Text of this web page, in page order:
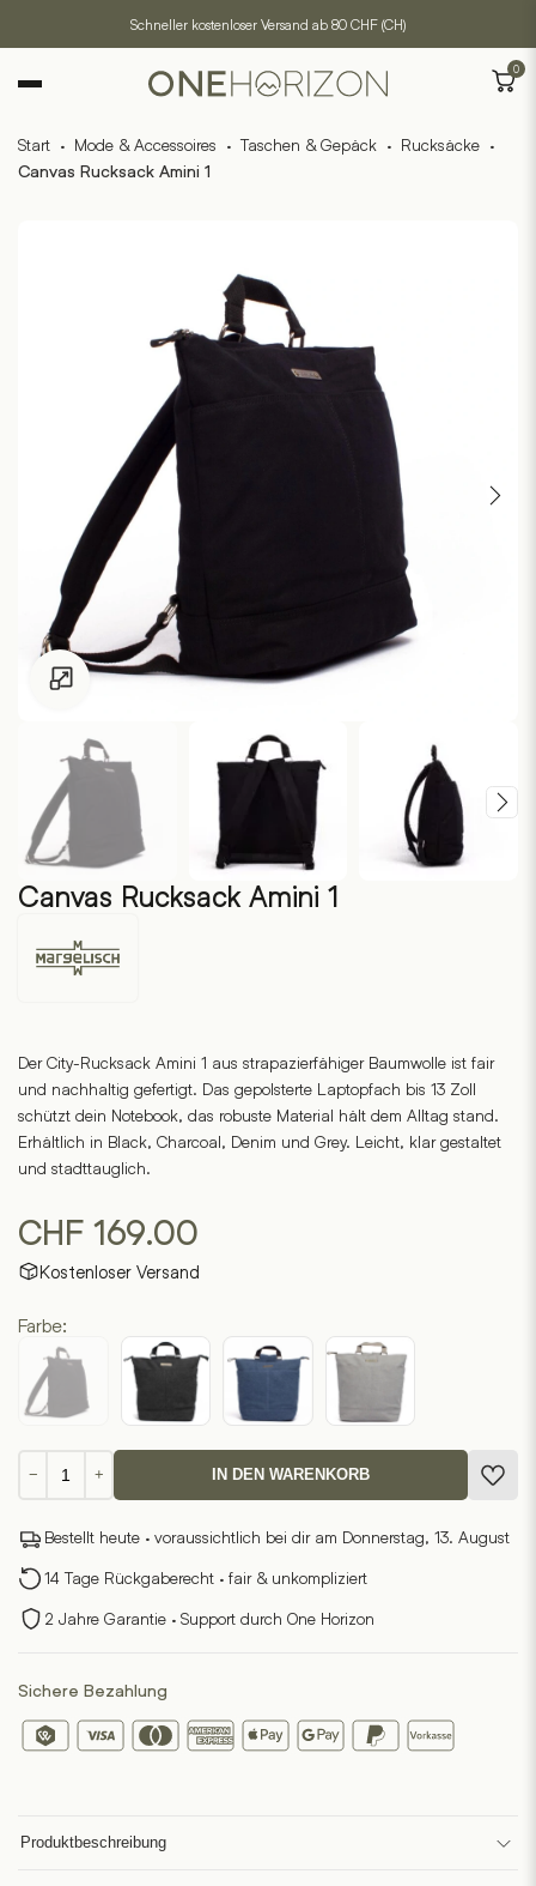
Schneller kostenloser Versand ab 80 CHF (CH)
0
Start · Mode & Accessoires · Taschen & Gepäck · Rucksäcke ·
Canvas Rucksack Amini 1
Zum Vergrössern klicken
Canvas Rucksack Amini 1
Margelisch
Der City-Rucksack Amini 1 aus strapazierfähiger Baumwolle ist fair
und nachhaltig gefertigt. Das gepolsterte Laptopfach bis 13 Zoll
schützt dein Notebook, das robuste Material hält dem Alltag stand.
Erhältlich in Black, Charcoal, Denim und Grey. Leicht, klar gestaltet
und stadttauglich.
CHF 169.00
Kostenloser Versand
Farbe:
−
Rucksack
1
+ IN DEN WARENKORB
Bestellt heute · voraussichtlich bei dir am Donnerstag, 13. August
14 Tage Rückgaberecht · fair & unkompliziert
2 Jahre Garantie · Support durch One Horizon
Sichere Bezahlung
Produktbeschreibung